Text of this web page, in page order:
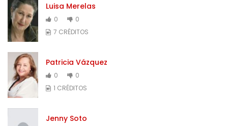
Luisa Merelas
0
0
7 CRÉDITOS
Patricia Vázquez
0
0
1 CRÉDITOS
Jenny Soto